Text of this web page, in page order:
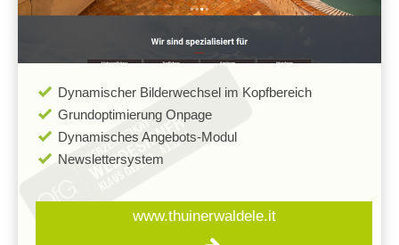
Dynamischer Bilderwechsel im Kopfbereich
Grundoptimierung Onpage
Dynamisches Angebots-Modul
Newslettersystem
www.thuinerwaldele.it